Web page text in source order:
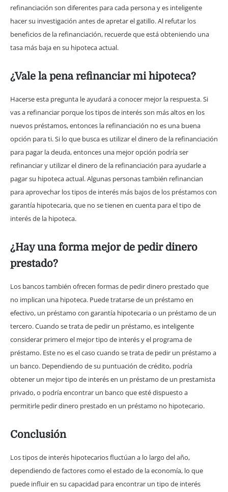
refinanciación son diferentes para cada persona y es inteligente
hacer su investigación antes de apretar el gatillo. Al refutar los
beneficios de la refinanciación, recuerde que está obteniendo una
tasa más baja en su hipoteca actual.
¿Vale la pena refinanciar mi hipoteca?
Hacerse esta pregunta le ayudará a conocer mejor la respuesta. Si
vas a refinanciar porque los tipos de interés son más altos en los
nuevos préstamos, entonces la refinanciación no es una buena
opción para ti. Si lo que busca es utilizar el dinero de la refinanciación
para pagar la deuda, entonces una mejor opción podría ser
refinanciar y utilizar el dinero de la refinanciación para ayudarle a
pagar su hipoteca actual. Algunas personas también refinancian
para aprovechar los tipos de interés más bajos de los préstamos con
garantía hipotecaria, que no se tienen en cuenta para el tipo de
interés de la hipoteca.
¿Hay una forma mejor de pedir dinero
prestado?
Los bancos también ofrecen formas de pedir dinero prestado que
no implican una hipoteca. Puede tratarse de un préstamo en
efectivo, un préstamo con garantía hipotecaria o un préstamo de un
tercero. Cuando se trata de pedir un préstamo, es inteligente
considerar primero el mejor tipo de interés y el programa de
préstamo. Este no es el caso cuando se trata de pedir un préstamo a
un banco. Dependiendo de su puntuación de crédito, podría
obtener un mejor tipo de interés en un préstamo de un prestamista
privado, o podría encontrar un banco que esté dispuesto a
permitirle pedir dinero prestado en un préstamo no hipotecario.
Conclusión
Los tipos de interés hipotecarios fluctúan a lo largo del año,
dependiendo de factores como el estado de la economía, lo que
puede influir en su capacidad para encontrar un tipo de interés